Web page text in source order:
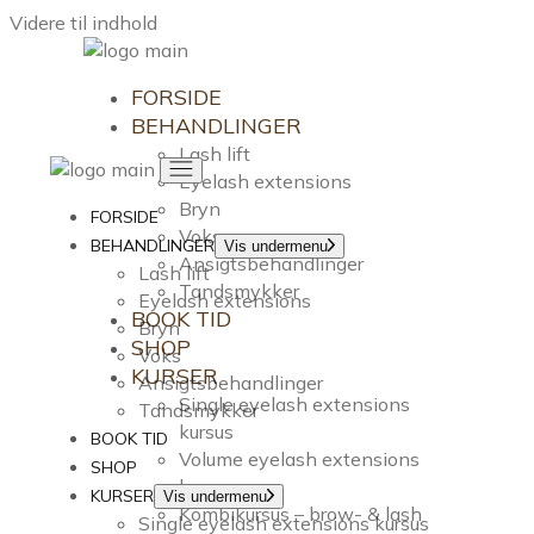
Videre til indhold
FORSIDE
BEHANDLINGER
Lash lift
Eyelash extensions
Bryn
Voks
Ansigtsbehandlinger
Tandsmykker
BOOK TID
SHOP
KURSER
Single eyelash extensions
kursus
Volume eyelash extensions
kursus
Kombikursus – brow- & lash
FORSIDE
BEHANDLINGER Vis undermenu
Lash lift
Eyelash extensions
Bryn
Voks
Ansigtsbehandlinger
Tandsmykker
BOOK TID
SHOP
KURSER Vis undermenu
Single eyelash extensions kursus